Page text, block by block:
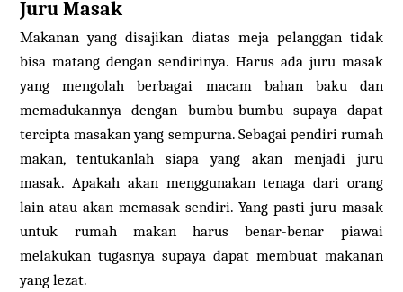
Juru Masak
Makanan yang disajikan diatas meja pelanggan tidak
bisa matang dengan sendirinya. Harus ada juru masak
yang mengolah berbagai macam bahan baku dan
memadukannya dengan bumbu-bumbu supaya dapat
tercipta masakan yang sempurna. Sebagai pendiri rumah
makan, tentukanlah siapa yang akan menjadi juru
masak. Apakah akan menggunakan tenaga dari orang
lain atau akan memasak sendiri. Yang pasti juru masak
untuk rumah makan harus benar-benar piawai
melakukan tugasnya supaya dapat membuat makanan
yang lezat.